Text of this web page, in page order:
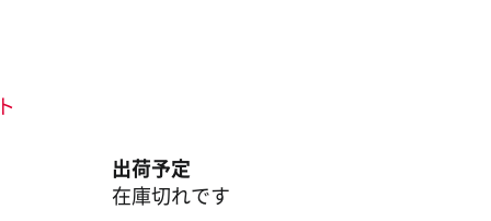
出荷予定
在庫切れです